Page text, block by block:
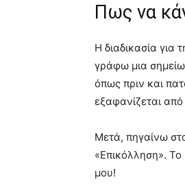
Πως να
Η διαδικασία για
γράφω μια
όπως πριν και
εξαφανίζεται
Μετά, πηγαίνω
«Επικόλληση».
μου!